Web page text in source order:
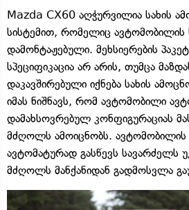
Mazda CX60 აღჭურვილია სახის
სისტემით, რომელიც ავტომობილის
დამონტაჟებული. მეხსიერების
სპეციფიკაცია არ არის, თუმცა
დაკავშირებული იქნება სახის
იმას ნიშნავს, რომ ავტომობილი
დამახსოვრებულ კონფიგურაციას
მძღოლს ამოიცნობს. ავტომობილის
ავტომატურად გასწევს სავარძელს
მძღოლს მანქანიდან გადმოსვლა